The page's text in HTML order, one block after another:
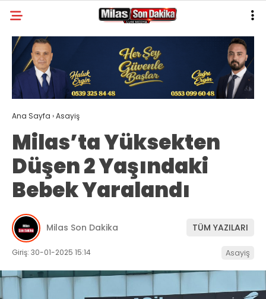
30.3
GALERİ YAZARLAR
MILAS
MUĞLA’DAN
ASAYIŞ
GÜNDEM
EKONOMI
SPOR
VEFAT
İLETIŞIM
Ana Sayfa ›Asayiş
Milas’ta Yüksekten
Düşen 2 Yaşındaki
Bebek Yaralandı
Milas Son Dakika TÜM YAZILARI
Giriş: 30-01-2025 15:14 Asayiş